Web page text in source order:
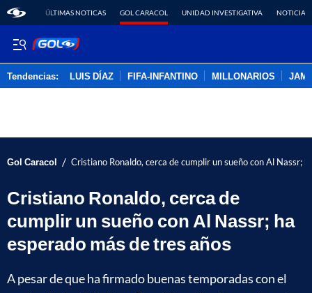
ÚLTIMAS NOTICAS GOL CARACOL UNIDAD INVESTIGATIVA NOTICIAS
Tendencias: LUIS DÍAZ FIFA-INFANTINO MILLONARIOS
Gol Caracol / Cristiano Ronaldo, cerca de cumplir un sueño con Al Nassr;
Cristiano Ronaldo, cerca de
cumplir un sueño con Al Nassr; ha
esperado más de tres años
A pesar de que ha firmado buenas temporadas con el